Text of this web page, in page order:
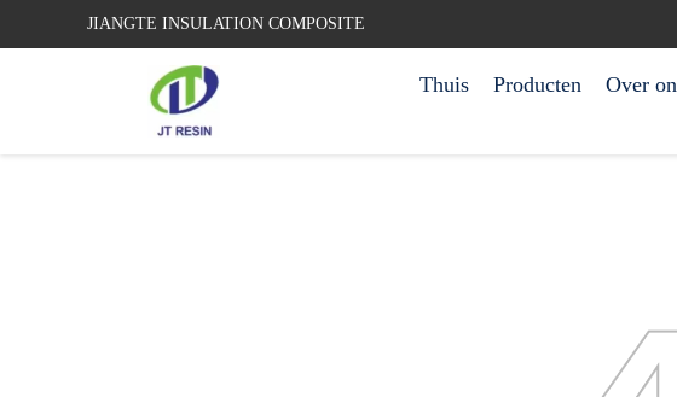
JIANGTE INSULATION COMPOSITE
Thuis Producten Over